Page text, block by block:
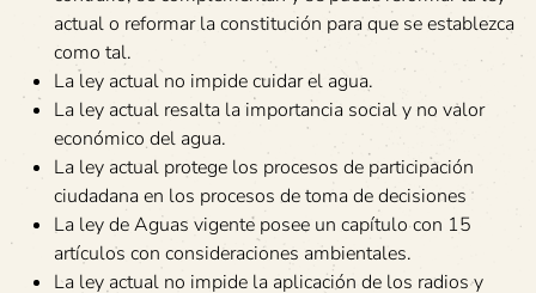
actual o reformar la constitución para que se establezca
como tal.
La ley actual no impide cuidar el agua.
La ley actual resalta la importancia social y no valor
económico del agua.
La ley actual protege los procesos de participación
ciudadana en los procesos de toma de decisiones
La ley de Aguas vigente posee un capítulo con 15
artículos con consideraciones ambientales.
La ley actual no impide la aplicación de los radios y